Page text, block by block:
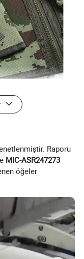
Raporu
MIC-ASR247273
öğeler